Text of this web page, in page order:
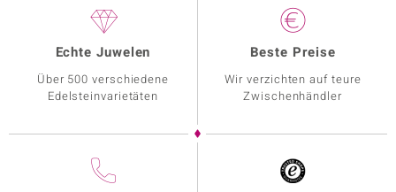
Echte Juwelen
Über 500 verschiedene
Edelsteinvarietäten
Beste Preise
Wir verzichten auf teure
Zwischenhändler